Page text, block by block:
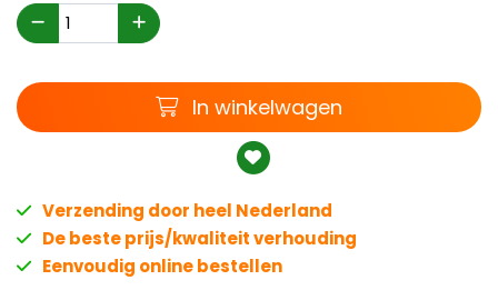
Winkelwagen
In winkelwagen
Verzending door heel Nederland
De beste prijs/kwaliteit verhouding
Eenvoudig online bestellen